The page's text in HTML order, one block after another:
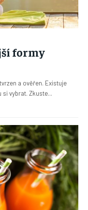
formy
a ověřen. Existuje
vybrat. Zkuste...